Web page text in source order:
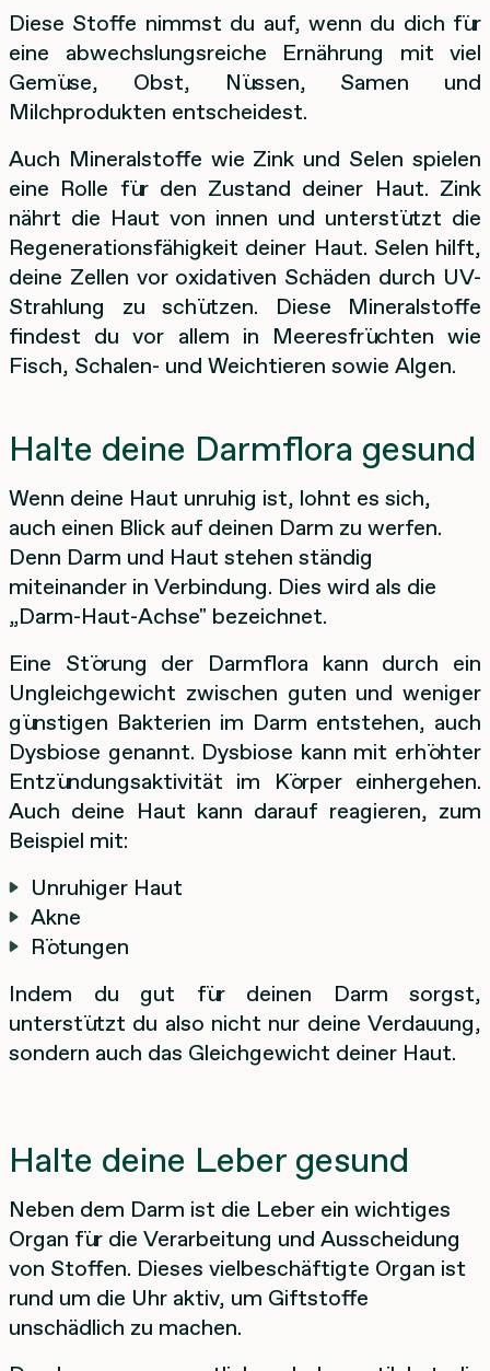
Diese Stoffe nimmst du auf, wenn du dich für
eine abwechslungsreiche Ernährung mit viel
Gemüse, Obst, Nüssen, Samen und
Milchprodukten entscheidest.
Auch Mineralstoffe wie Zink und Selen spielen
eine Rolle für den Zustand deiner Haut. Zink
nährt die Haut von innen und unterstützt die
Regenerationsfähigkeit deiner Haut. Selen hilft,
deine Zellen vor oxidativen Schäden durch UV-
Strahlung zu schützen. Diese Mineralstoffe
findest du vor allem in Meeresfrüchten wie
Fisch, Schalen- und Weichtieren sowie Algen.
Halte deine Darmflora gesund
Wenn deine Haut unruhig ist, lohnt es sich,
auch einen Blick auf deinen Darm zu werfen.
Denn Darm und Haut stehen ständig
miteinander in Verbindung. Dies wird als die
„Darm-Haut-Achse" bezeichnet.
Eine Störung der Darmflora kann durch ein
Ungleichgewicht zwischen guten und weniger
günstigen Bakterien im Darm entstehen, auch
Dysbiose genannt. Dysbiose kann mit erhöhter
Entzündungsaktivität im Körper einhergehen.
Auch deine Haut kann darauf reagieren, zum
Beispiel mit:
Unruhiger Haut
Akne
Rötungen
Indem du gut für deinen Darm sorgst,
unterstützt du also nicht nur deine Verdauung,
sondern auch das Gleichgewicht deiner Haut.
Halte deine Leber gesund
Neben dem Darm ist die Leber ein wichtiges
Organ für die Verarbeitung und Ausscheidung
von Stoffen. Dieses vielbeschäftigte Organ ist
rund um die Uhr aktiv, um Giftstoffe
unschädlich zu machen.